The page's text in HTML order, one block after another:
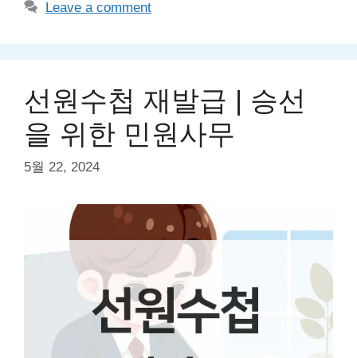
Leave a comment
선원수첩 재발급 | 승선
을 위한 민원사무
5월 22, 2024